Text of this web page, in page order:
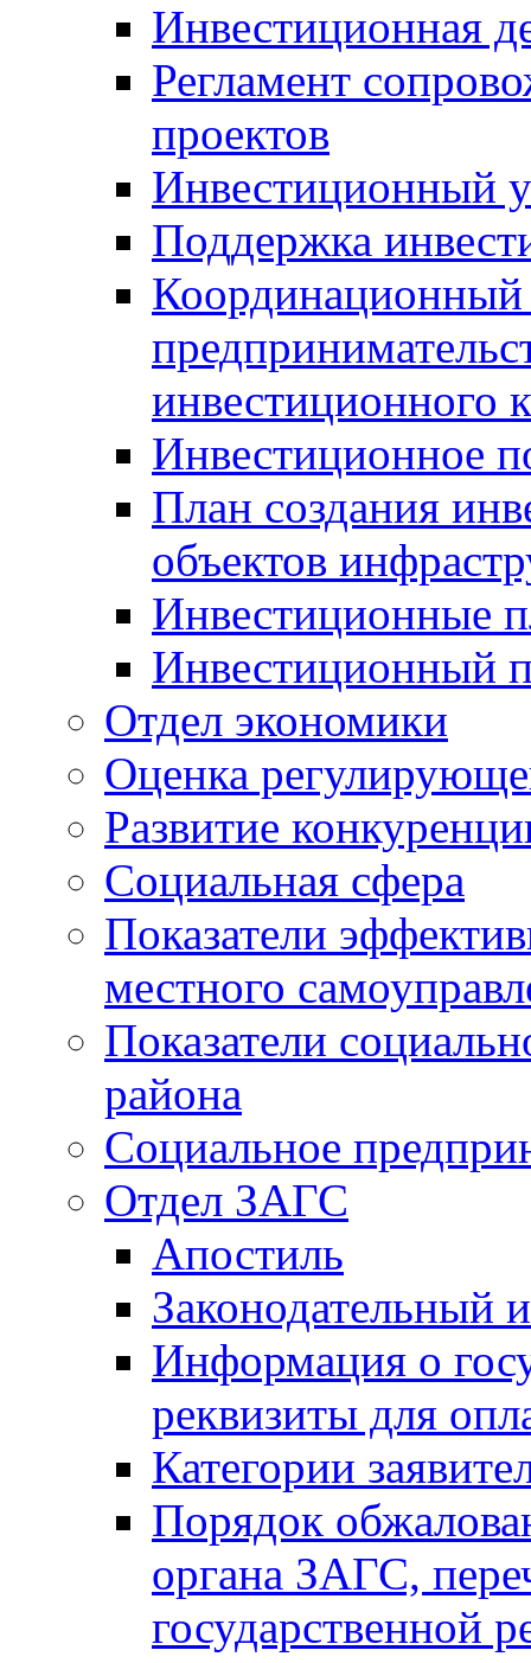
Инвестиционная
Регламент
проектов
Инвестиционный
Поддержка
Координационный
инвестиционного
Инвестиционное
План создания
объектов
Инвестиционные
Инвестиционный
Отдел экономики
Оценка
Развитие
Социальная сфера
Показатели
местного
Показатели
района
Социальное
Отдел ЗАГС
Апостиль
Законодательный
Информация о
реквизиты для
Категории
Порядок
органа ЗАГС,
государственной